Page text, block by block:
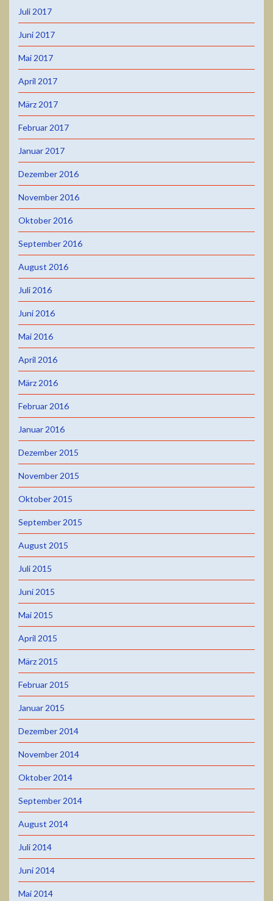
Juli 2017
Juni 2017
Mai 2017
April 2017
März 2017
Februar 2017
Januar 2017
Dezember 2016
November 2016
Oktober 2016
September 2016
August 2016
Juli 2016
Juni 2016
Mai 2016
April 2016
März 2016
Februar 2016
Januar 2016
Dezember 2015
November 2015
Oktober 2015
September 2015
August 2015
Juli 2015
Juni 2015
Mai 2015
April 2015
März 2015
Februar 2015
Januar 2015
Dezember 2014
November 2014
Oktober 2014
September 2014
August 2014
Juli 2014
Juni 2014
Mai 2014